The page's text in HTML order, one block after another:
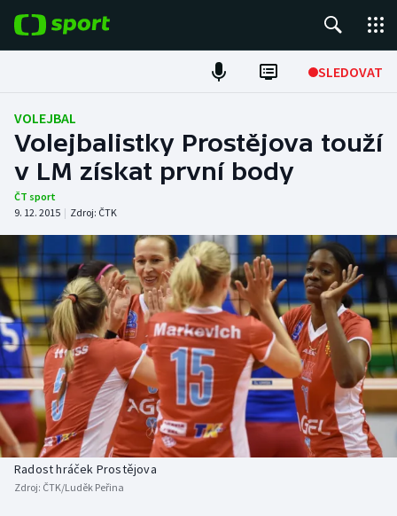
SLEDOVAT
Fotbal
Hokej
Tenis
Atletika
Cyklistika
DALŠÍ SPORTY
Americký fotbal
Baseball a softbal
Basketbal
Biatlon
NEPŘEHLÉDNĚTE
Soutěže
Historické návraty
Aplikace ČT sport
VOLEJBAL
Volejbalistky Prostějova touží
v LM získat první body
ČT sport
9. 12. 2015 | Zdroj: ČTK
Radost hráček Prostějova
Zdroj: ČTK/Luděk Peřina